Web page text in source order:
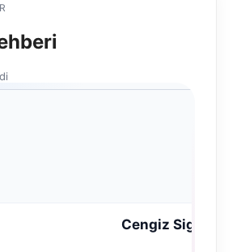
Hastaş